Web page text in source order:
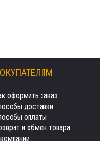
оформить заказ
доставки
оплаты
и обмен товара